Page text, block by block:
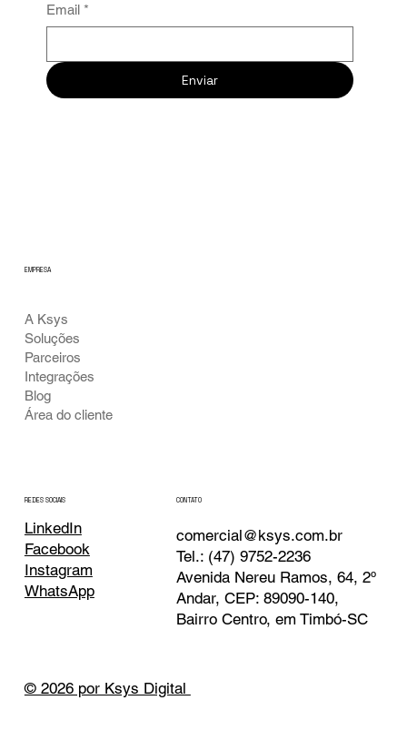
Email *
Enviar
A Ksys
Soluções
Parceiros
Integrações
Blog
Área do cliente
EMPRESA
REDES SOCIAIS
LinkedIn
Facebook
Instagram
WhatsApp
CONTATO
comercial@ksys.com.br
Tel.: (47) 9752-2236
Avenida Nereu Ramos, 64, 2º
Andar, CEP: 89090-140,
Bairro Centro, em Timbó-SC
© 2026 por Ksys Digital